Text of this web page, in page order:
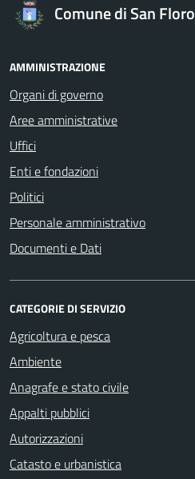
Comune di San Floro
AMMINISTRAZIONE
Organi di governo
Aree amministrative
Uffici
Enti e fondazioni
Politici
Personale amministrativo
Documenti e Dati
CATEGORIE DI SERVIZIO
Agricoltura e pesca
Ambiente
Anagrafe e stato civile
Appalti pubblici
Autorizzazioni
Catasto e urbanistica